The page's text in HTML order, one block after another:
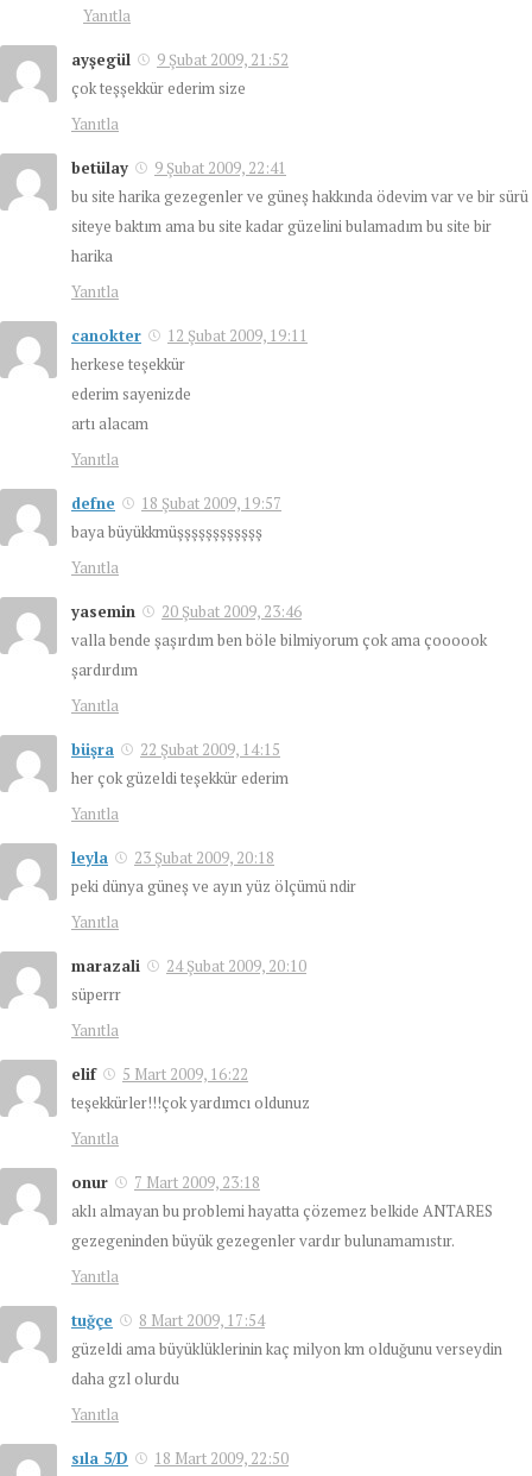
Yanıtla
ayşegül
9 Şubat 2009, 21:52
çok teşşekkür ederim size
Yanıtla
betülay
9 Şubat 2009, 22:41
bu site harika gezegenler ve güneş hakkında ödevim var ve bir sürü
siteye baktım ama bu site kadar güzelini bulamadım bu site bir
harika
Yanıtla
canokter
12 Şubat 2009, 19:11
herkese teşekkür
ederim sayenizde
artı alacam
Yanıtla
defne
18 Şubat 2009, 19:57
baya büyükkmüşşşşşşşşşşşş
Yanıtla
yasemin
20 Şubat 2009, 23:46
valla bende şaşırdım ben böle bilmiyorum çok ama çoooook
şardırdım
Yanıtla
büşra
22 Şubat 2009, 14:15
her çok güzeldi teşekkür ederim
Yanıtla
leyla
23 Şubat 2009, 20:18
peki dünya güneş ve ayın yüz ölçümü ndir
Yanıtla
marazali
24 Şubat 2009, 20:10
süperrr
Yanıtla
elif
5 Mart 2009, 16:22
teşekkürler!!!çok yardımcı oldunuz
Yanıtla
onur
7 Mart 2009, 23:18
aklı almayan bu problemi hayatta çözemez belkide ANTARES
gezegeninden büyük gezegenler vardır bulunamamıstır.
Yanıtla
tuğçe
8 Mart 2009, 17:54
güzeldi ama büyüklüklerinin kaç milyon km olduğunu verseydin
daha gzl olurdu
Yanıtla
sıla 5/D
18 Mart 2009, 22:50